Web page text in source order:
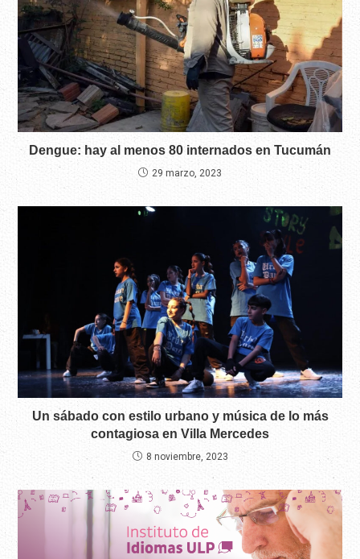
Dengue: hay al menos 80 internados en Tucumán
29 marzo, 2023
Un sábado con estilo urbano y música de lo más
contagiosa en Villa Mercedes
8 noviembre, 2023